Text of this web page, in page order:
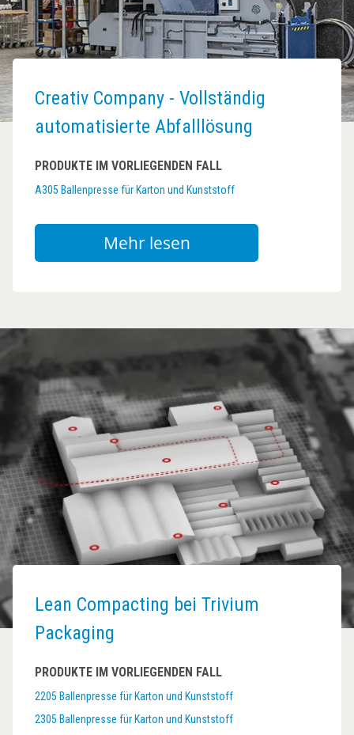
Creativ Company - Vollständig
automatisierte Abfalllösung
PRODUKTE IM VORLIEGENDEN FALL
A305 Ballenpresse für Karton und Kunststoff
Mehr lesen
Lean Compacting bei Trivium
Packaging
PRODUKTE IM VORLIEGENDEN FALL
2205 Ballenpresse für Karton und Kunststoff
2305 Ballenpresse für Karton und Kunststoff